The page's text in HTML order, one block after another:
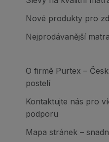
Nové produkty pro
Nejprodávanější
O firmě Purtex –
postelí
Kontaktujte nás pro
podporu
Mapa stránek –